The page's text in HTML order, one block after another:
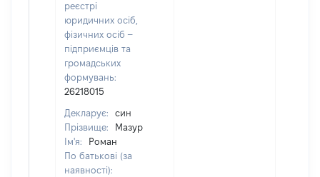
реєстрі
юридичних осіб,
фізичних осіб –
підприємців та
громадських
формувань:
26218015
Декларує:
син
Прізвище:
Мазур
Ім'я:
Роман
По батькові (за
наявності):